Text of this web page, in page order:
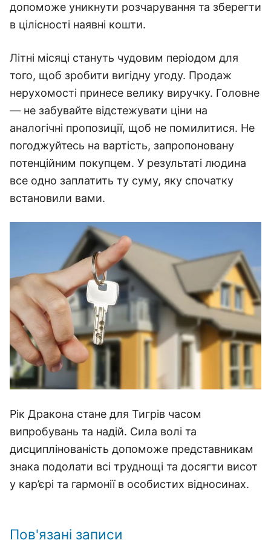
допоможе уникнути розчарування та зберегти
в цілісності наявні кошти.
Літні місяці стануть чудовим періодом для
того, щоб зробити вигідну угоду. Продаж
нерухомості принесе велику виручку. Головне
— не забувайте відстежувати ціни на
аналогічні пропозиції, щоб не помилитися. Не
погоджуйтесь на вартість, запропоновану
потенційним покупцем. У результаті людина
все одно заплатить ту суму, яку спочатку
встановили вами.
Рік Дракона стане для Тигрів часом
випробувань та надій. Сила волі та
дисциплінованість допоможе представникам
знака подолати всі труднощі та досягти висот
у кар’єрі та гармонії в особистих відносинах.
Пов'язані записи